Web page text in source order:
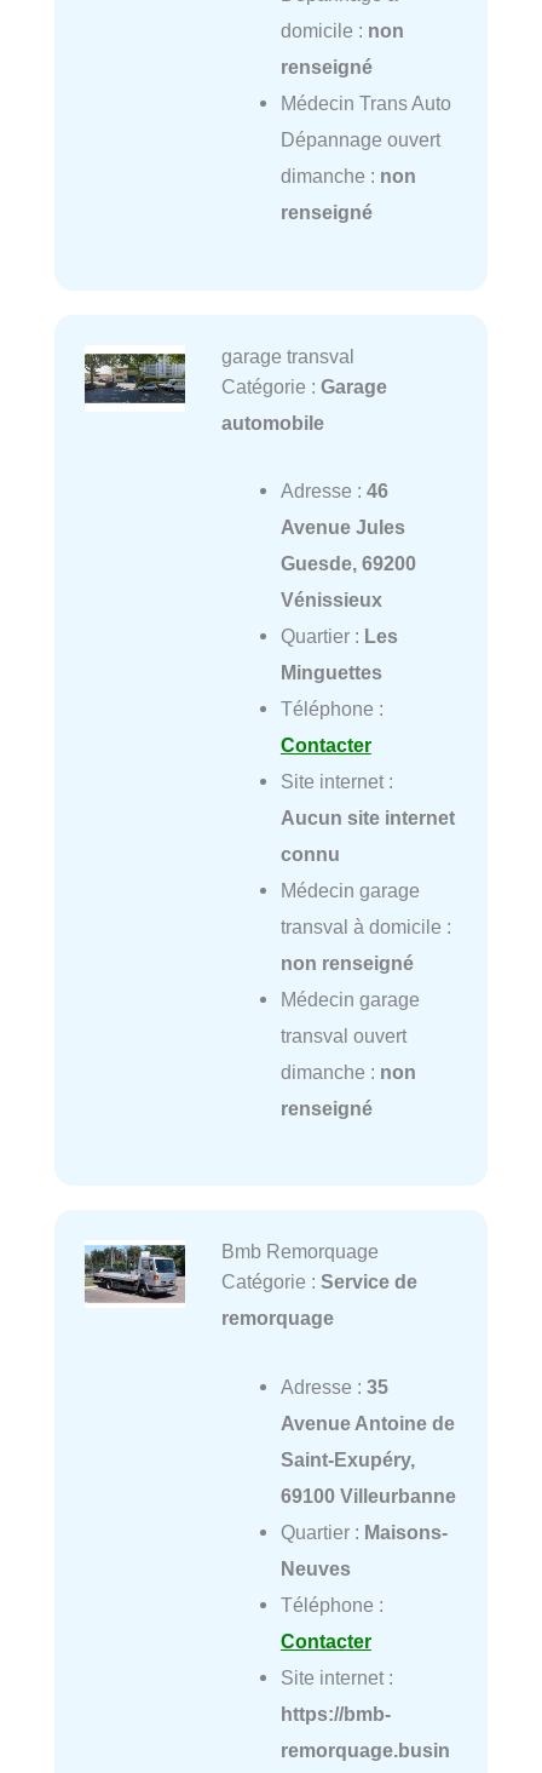
domicile : non
renseigné
Médecin Trans Auto
Dépannage ouvert
dimanche : non
renseigné
garage transval
Catégorie : Garage
automobile
Adresse : 46
Avenue Jules
Guesde, 69200
Vénissieux
Quartier : Les
Minguettes
Téléphone :
Contacter
Site internet :
Aucun site internet
connu
Médecin garage
transval à domicile :
non renseigné
Médecin garage
transval ouvert
dimanche : non
renseigné
Bmb Remorquage
Catégorie : Service de
remorquage
Adresse : 35
Avenue Antoine de
Saint-Exupéry,
69100 Villeurbanne
Quartier : Maisons-
Neuves
Téléphone :
Contacter
Site internet :
https://bmb-
remorquage.busin